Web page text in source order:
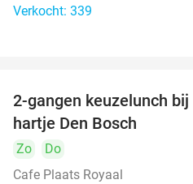
Verkocht: 339
2-gangen keuzelunch
hartje Den Bosch
Zo
Do
Cafe Plaats Royaal